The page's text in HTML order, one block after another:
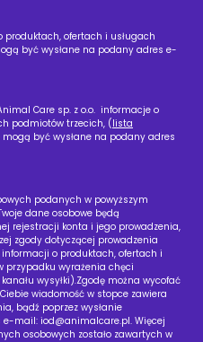
ofertach i usługach
być wysłane na podany adres e-
Care sp. z o.o. informacje o
podmiotów trzecich, (lista
mogą być wysłane na podany adres
podanych w powyższym
dane osobowe będą
rejestracji konta i jego prowadzenia,
zgody dotyczącej prowadzenia
o produktach, ofertach i
przypadku wyrażenia chęci
wysyłki).Zgodę można wycofać
wiadomość w stopce zawiera
bądź poprzez wysłanie
e-mail: iod@animalcare.pl. Więcej
osobowych zostało zawartych w